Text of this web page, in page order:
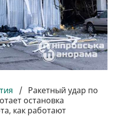
/ Ракетный удар по
остановка
как работают